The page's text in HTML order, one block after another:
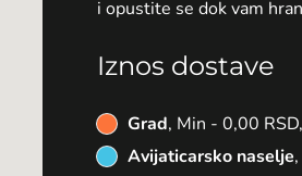
i opustite se dok vam
Iznos dostave
Grad, Min - 0,00
Avijaticarsko naselje